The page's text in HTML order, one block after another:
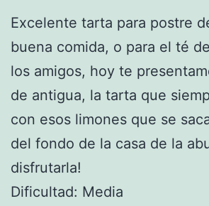
Excelente tarta para postre
buena comida, o para el té
los amigos, hoy te
de antigua, la tarta que
con esos limones que se
del fondo de la casa de la
disfrutarla!
Dificultad: Media